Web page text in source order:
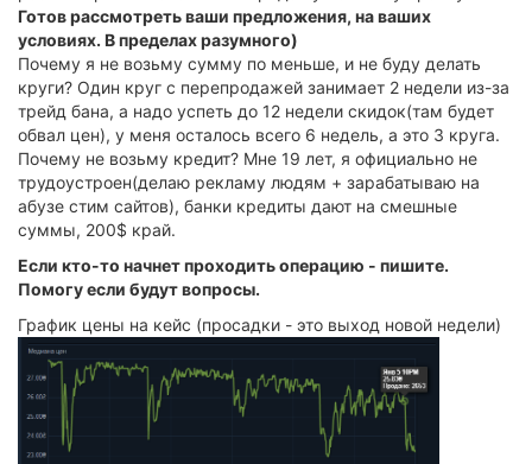
Готов рассмотреть ваши предложения, на ваших
условиях. В пределах разумного)
Почему я не возьму сумму по меньше, и не буду делать
круги? Один круг с перепродажей занимает 2 недели из-за
трейд бана, а надо успеть до 12 недели скидок(там будет
обвал цен), у меня осталось всего 6 недель, а это 3 круга.
Почему не возьму кредит? Мне 19 лет, я официально не
трудоустроен(делаю рекламу людям + зарабатываю на
абузе стим сайтов), банки кредиты дают на смешные
суммы, 200$ край.
Если кто-то начнет проходить операцию - пишите.
Помогу если будут вопросы.
График цены на кейс (просадки - это выход новой недели)